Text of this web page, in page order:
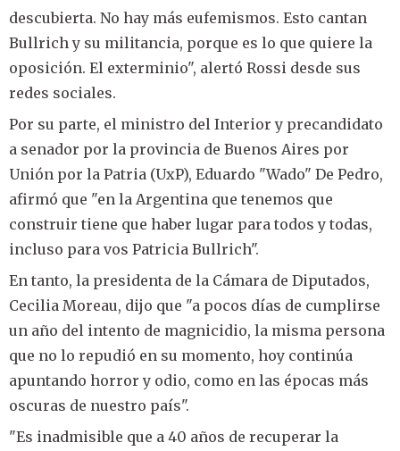
descubierta. No hay más eufemismos. Esto cantan
Bullrich y su militancia, porque es lo que quiere la
oposición. El exterminio", alertó Rossi desde sus
redes sociales.
Por su parte, el ministro del Interior y precandidato
a senador por la provincia de Buenos Aires por
Unión por la Patria (UxP), Eduardo "Wado" De Pedro,
afirmó que "en la Argentina que tenemos que
construir tiene que haber lugar para todos y todas,
incluso para vos Patricia Bullrich".
En tanto, la presidenta de la Cámara de Diputados,
Cecilia Moreau, dijo que "a pocos días de cumplirse
un año del intento de magnicidio, la misma persona
que no lo repudió en su momento, hoy continúa
apuntando horror y odio, como en las épocas más
oscuras de nuestro país".
"Es inadmisible que a 40 años de recuperar la